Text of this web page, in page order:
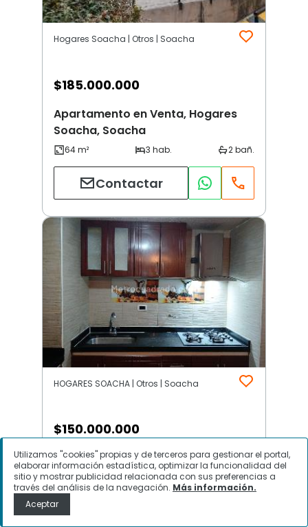
Hogares Soacha | Otros | Soacha
$185.000.000
Apartamento en Venta, Hogares
Soacha, Soacha
Contactar
HOGARES SOACHA | Otros | Soacha
$150.000.000
Apartamento en Venta, HOGARES
SOACHA, Soacha
Utilizamos "cookies" propias y de terceros para gestionar el portal,
elaborar información estadística, optimizar la funcionalidad del
sitio y mostrar publicidad relacionada con sus preferencias a
través del análisis de la navegación. Más información.
Aceptar